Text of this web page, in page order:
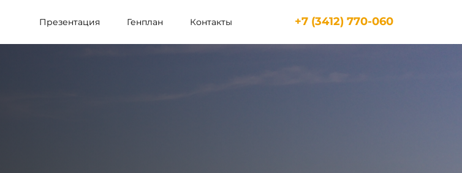
Презентация Генплан Контакты +7 (3412) 770-060